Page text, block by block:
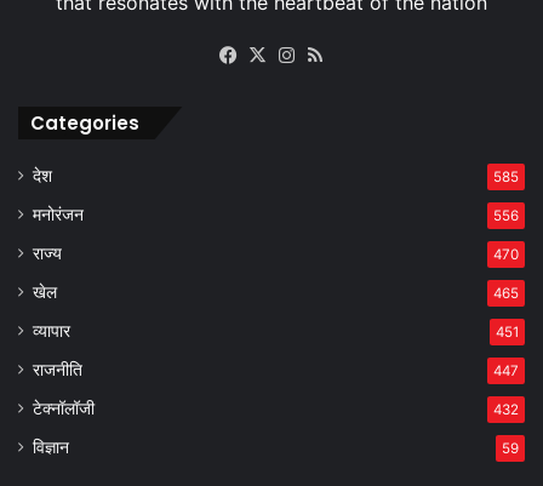
Facebook
X Instagram
Categories
देश 585
मनोरंजन 556
राज्य 470
खेल 465
व्यापार 451
राजनीति 447
टेक्नॉलॉजी 432
विज्ञान 59